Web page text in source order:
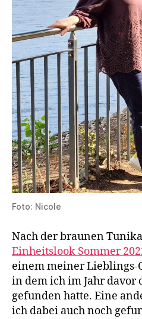
Foto: Nicole
Nach der braunen
Einheitslook Sommer
einem meiner Lieblings-
in dem ich im Jahr davor
gefunden hatte. Eine
ich dabei auch noch